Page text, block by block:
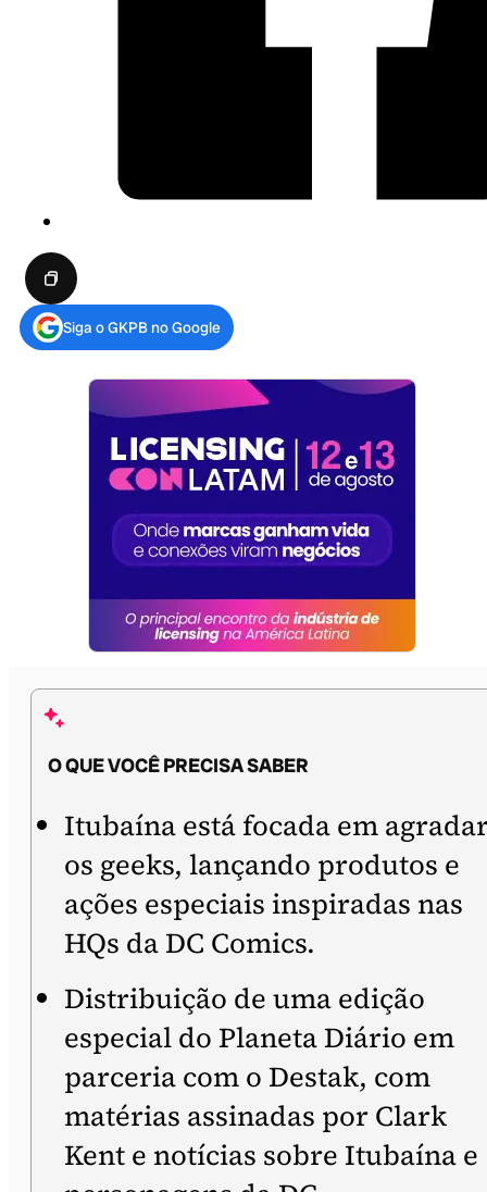
Siga o GKPB no Google
O QUE VOCÊ PRECISA SABER
Itubaína está focada em
os geeks, lançando produtos e
ações especiais inspiradas nas
HQs da DC Comics.
Distribuição de uma edição
especial do Planeta Diário em
parceria com o Destak, com
matérias assinadas por Clark
Kent e notícias sobre Itubaína e